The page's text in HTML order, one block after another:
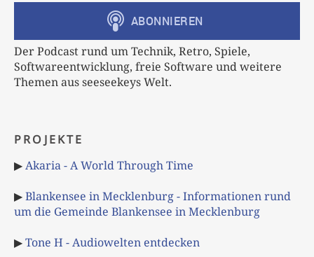
Der Podcast rund um Technik, Retro, Spiele,
Softwareentwicklung, freie Software und weitere
Themen aus seeseekeys Welt.
PROJEKTE
▶Akaria - A World Through Time
▶Blankensee in Mecklenburg - Informationen rund
um die Gemeinde Blankensee in Mecklenburg
▶Tone H - Audiowelten entdecken